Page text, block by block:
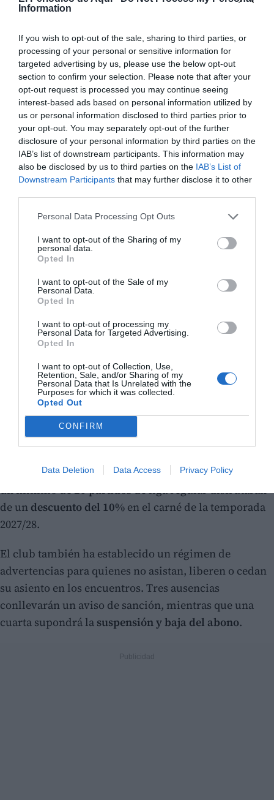
Information
If you wish to opt-out of the sale, sharing to third parties, or
processing of your personal or sensitive information for
targeted advertising by us, please use the below opt-out
section to confirm your selection. Please note that after your
opt-out request is processed you may continue seeing
interest-based ads based on personal information utilized by
us or personal information disclosed to third parties prior to
your opt-out. You may separately opt-out of the further
disclosure of your personal information by third parties on the
IAB’s list of downstream participants. This information may
also be disclosed by us to third parties on the IAB’s List of
Downstream Participants that may further disclose it to other
Personal Data Processing Opt Outs
I want to opt-out of the Sharing of my
personal data.
Opted In
I want to opt-out of the Sale of my
Personal Data.
Opted In
I want to opt-out of processing my
Personal Data for Targeted Advertising.
Opted In
I want to opt-out of Collection, Use,
Retention, Sale, and/or Sharing of my
Personal Data that Is Unrelated with the
Purposes for which it was collected.
Opted Out
CONFIRM
Data Deletion Data Access Privacy Policy
básico, que no incluye ni la Copa del Rey ni los
premium, que sí da acceso a estos encuentros siempre
que el rival no sea de categoría superior.
Como aliciente adicional, los abonados que acudan a
un mínimo de20 partidosde liga regular disfrutarán
de un descuento del 10% en el carné de la temporada
2027/28.
El club también ha establecido un régimen de
advertencias para quienes no asistan, liberen o cedan
su asiento en los encuentros. Tres ausencias
conllevarán un aviso de sanción, mientras que una
cuarta supondrá la suspensión y baja del abono.